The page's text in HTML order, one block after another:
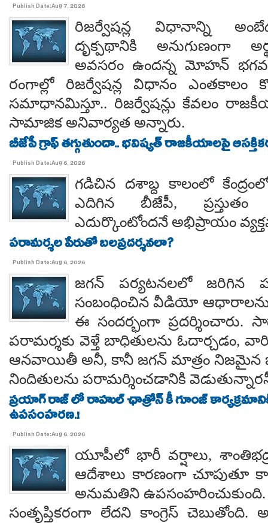
Publish Date:Aug 7, 2026
రిజర్వేషన్ల విధానాన్ని
దృక్పథానికి అనుగుణంగా
అవసరం ఉందన్న మోహన్
రంగాల్లో రిజర్వేషన్ల విధానం ఎంతకాలం
సమాధానమిస్తూ.. రిజర్వేషన్లు కేవలం
సామాజిక అనివార్యత అన్నారు.
బీజేపీ గ్రాఫ్ తగ్గుతుందా.. భవిష్యత్ రాజకీయాలపై
Publish Date:Aug 6, 2026
గడిచిన దశాబ్ద కాలంలో
ఎదిగిన బీజేపీ, ప్రస్తుతం
ఎదుర్కొంటోందనే అభిప్రాయం
పరామర్శల పేరుతో బలప్రదర్శనలా?
Publish Date:Aug 6, 2026
జగన్ పర్యటనలలో జరిగిన
సంబంధించిన వీడియో
ఈ సందర్భంగా
పరామర్శకు వెళ్తే బాధితులను ఓదార్చడం,
ఆనవాయితీ అనీ, కానీ జగన్ మాత్రం నిజమైన
నిందితులను పరామర్శించడానికి
ప్రయాగ్ రాజ్ లో రాహుల్ ఛాత్రోన్ కీ గూంజ్
ఉపసంహరణ.!
Publish Date:Aug 6, 2026
యూపీలో భారీ వర్షాలు,
ఆదేశాలు కారణంగా చూపుతూ
అనుమతిని
సంతృప్తికరంగా లేదని కాంగ్రెస్ చెబుతోంది.